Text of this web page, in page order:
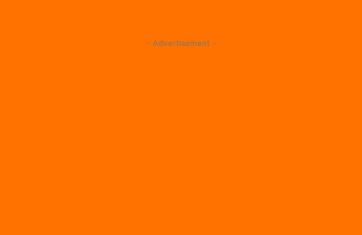
- Advertisement -